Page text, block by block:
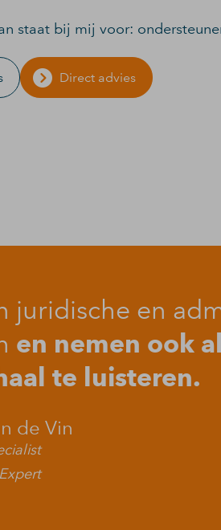
staat bij mij voor:
Direct advies
juridische en
en nemen ook
te luisteren.
de Vin